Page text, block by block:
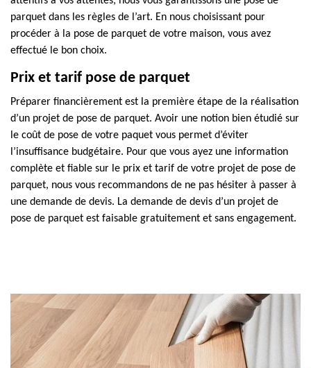
parquet dans les règles de l’art. En nous choisissant pour
procéder à la pose de parquet de votre maison, vous avez
effectué le bon choix.
Prix et tarif pose de parquet
Préparer financièrement est la première étape de la réalisation
d’un projet de pose de parquet. Avoir une notion bien étudié sur
le coût de pose de votre paquet vous permet d’éviter
l’insuffisance budgétaire. Pour que vous ayez une information
complète et fiable sur le prix et tarif de votre projet de pose de
parquet, nous vous recommandons de ne pas hésiter à passer à
une demande de devis. La demande de devis d’un projet de
pose de parquet est faisable gratuitement et sans engagement.